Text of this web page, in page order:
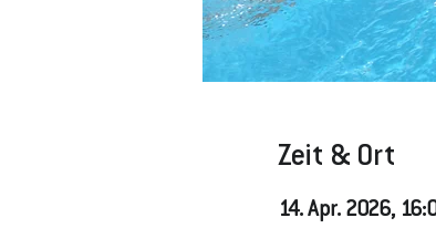
Zeit & Ort
14. Apr. 2026,